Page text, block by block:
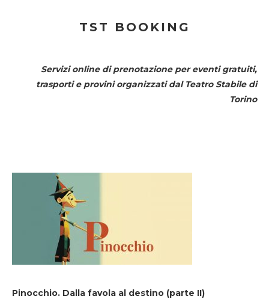
TST BOOKING
Servizi online di prenotazione per eventi gratuiti,
trasporti e provini organizzati dal Teatro Stabile di
Torino
Pinocchio. Dalla favola al destino (parte II)